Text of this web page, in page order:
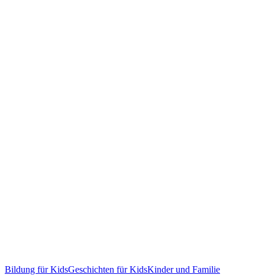
Bildung für KidsGeschichten für KidsKinder und Familie